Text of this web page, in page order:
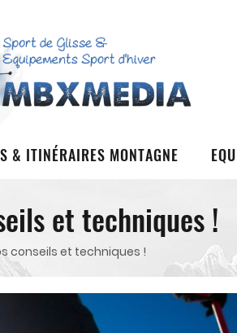
& ITINÉRAIRES MONTAGNE
et techniques !
conseils et techniques !